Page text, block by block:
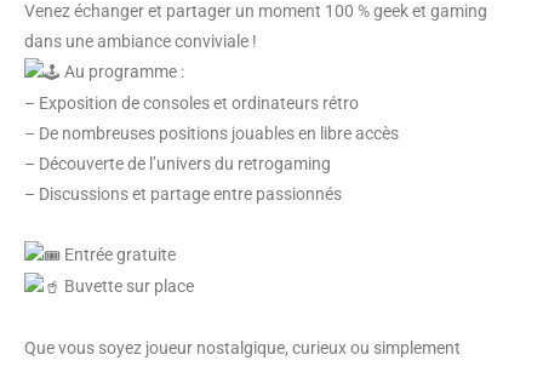
Venez échanger et partager un moment 100 % geek et gaming
dans une ambiance conviviale !
Au programme :
– Exposition de consoles et ordinateurs rétro
– De nombreuses positions jouables en libre accès
– Découverte de l’univers du retrogaming
– Discussions et partage entre passionnés
Entrée gratuite
Buvette sur place
Que vous soyez joueur nostalgique, curieux ou simplement